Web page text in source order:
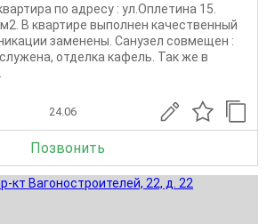
по адресу : ул.Оплетина 15.
В квартире выполнен качественный
заменены. Санузел совмещен :
отделка кафель. Так же в
24.06
Позвонить